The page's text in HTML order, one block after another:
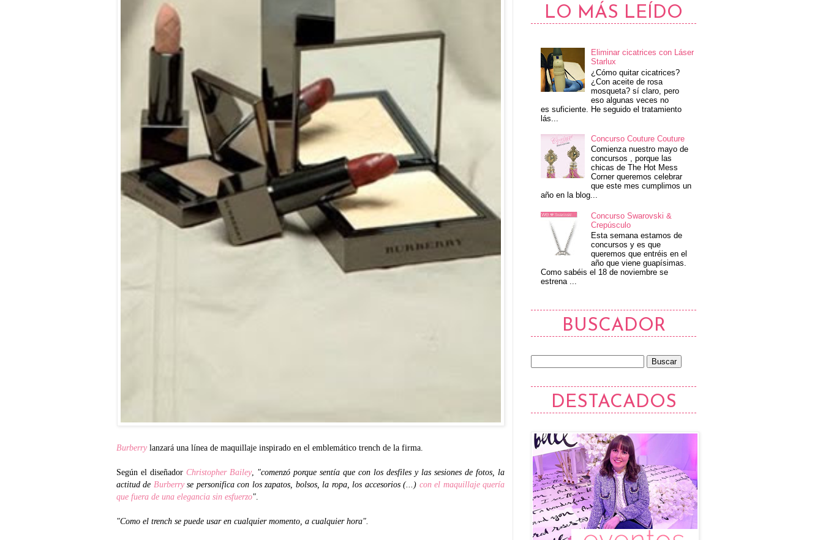
Burberry lanzará una línea de maquillaje inspirado en el emblemático trench de la firma.
Según el diseñador Christopher Bailey, "comenzó porque sentía que con los desfiles y las sesiones de fotos, la
actitud de Burberry se personifica con los zapatos, bolsos, la ropa, los accesorios (...) con el maquillaje quería
que fuera de una elegancia sin esfuerzo".
"Como el trench se puede usar en cualquier momento, a cualquier hora".
LO MÁS LEÍDO
Eliminar cicatrices con Láser
Starlux
¿Cómo quitar cicatrices?
¿Con aceite de rosa
mosqueta? sí claro, pero
eso algunas veces no
es suficiente. He seguido el tratamiento
lás...
Concurso Couture Couture
Comienza nuestro mayo de
concursos , porque las
chicas de The Hot Mess
Corner queremos celebrar
que este mes cumplimos un
año en la blog...
Concurso Swarovski &
Crepúsculo
Esta semana estamos de
concursos y es que
queremos que entréis en el
año que viene guapísimas.
Como sabéis el 18 de noviembre se
estrena ...
BUSCADOR
DESTACADOS